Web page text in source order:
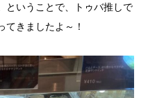
ということで、トゥバ推しで
てきましたよ～！